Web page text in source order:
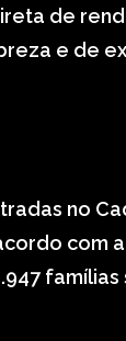
de
e de
no
com
famílias